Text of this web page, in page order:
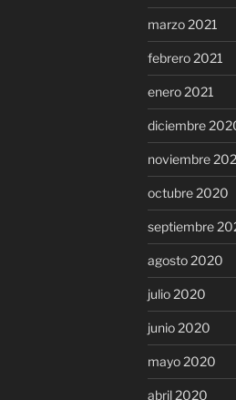
marzo 2021
febrero 2021
enero 2021
diciembre
noviembre
octubre 2020
septiembre
agosto 2020
julio 2020
junio 2020
mayo 2020
abril 2020